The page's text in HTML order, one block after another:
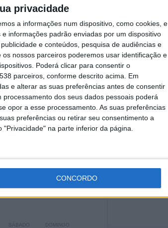
privacidade
a informações num dispositivo, como cookies, e
informações padrão enviadas por um dispositivo
e conteúdos, pesquisa de audiências e
nossos parceiros poderemos usar identificação e
Poderá clicar para consentir o
parceiros, conforme descrito acima. Em
e alterar as suas preferências antes de consentir
processamento dos seus dados pessoais poderá
opor a esse processamento. As suas preferências
preferências ou retirar seu consentimento a
na parte inferior da página.
CONCORDO
50
RIVAIS
9
VS Nacional
120 (49,38%)
SÁBADO DOMINGO